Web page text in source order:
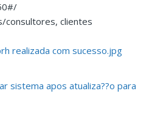
consultores, clientes
realizada com sucesso.jpg
sistema apos atualiza??o para